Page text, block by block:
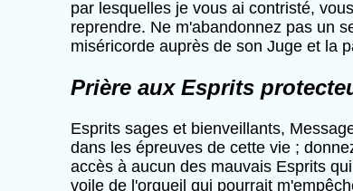
par lesquelles je vous ai contristé,
reprendre. Ne m'abandonnez pas un
miséricorde auprès de son Juge et la
Prière aux Esprits
Esprits sages et bienveillants,
dans les épreuves de cette vie ;
accès à aucun des mauvais Esprits
voile de l'orgueil qui pourrait